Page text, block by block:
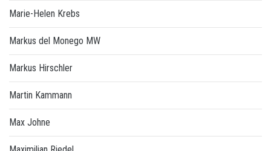
Marie-Helen Krebs
Markus del Monego MW
Markus Hirschler
Martin Kammann
Max Johne